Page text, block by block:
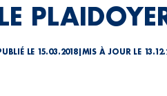
LE 15.03.2018| MIS À JOUR LE